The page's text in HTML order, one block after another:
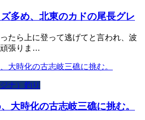
多め、北東のカドの尾長グレ
たら上に登って逃げてと言われ、波
張りま…
ナ）釣り
大時化の古志岐三礁に挑む。